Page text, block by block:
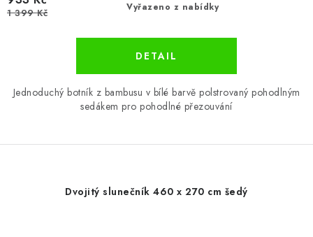
Vyřazeno z nabídky
1 399 Kč
Jednoduchý botník z bambusu v bílé barvě polstrovaný pohodlným
sedákem pro pohodlné přezouvání
Dvojitý slunečník 460 x 270 cm šedý